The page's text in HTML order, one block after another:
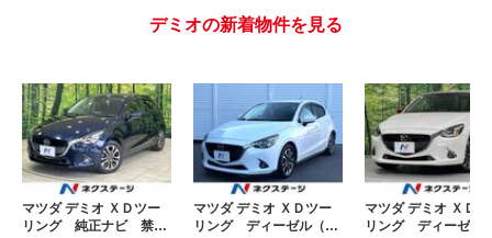
デミオの新着物件を見る
マツダ デミオ ＸＤツー
リング 純正ナビ 禁煙
マツダ デミオ ＸＤツー
リング ディーゼル（軽
マツダ デミオ ＸＤ
リング ディーゼ